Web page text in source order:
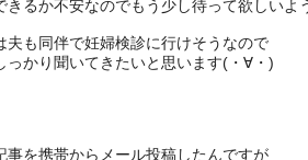
きるか不安なのでもう少し待って欲しい
夫も同伴で妊婦検診に行けそうなので
っかり聞いてきたいと思います(・∀・)
を携帯からメール投稿したんですが